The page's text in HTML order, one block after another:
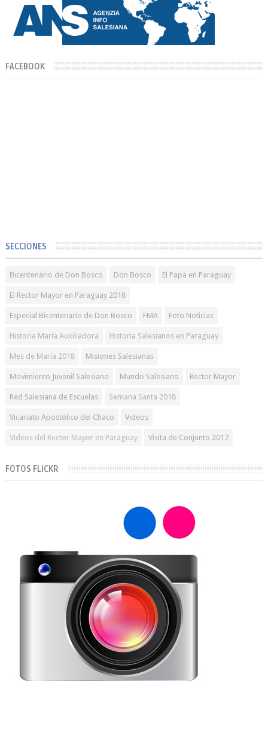
FACEBOOK
SECCIONES
Bicentenario de Don Bosco Don Bosco El Papa en Paraguay
El Rector Mayor en Paraguay 2018
Especial Bicentenario de Don Bosco FMA Foto Noticias
Historia María Auxiliadora Historia Salesianos en Paraguay
Mes de María 2018 Misiones Salesianas
Movimiento Juvenil Salesiano Mundo Salesiano Rector Mayor
Red Salesiana de Escuelas Semana Santa 2018
Vicariato Apostólico del Chaco Videos
Videos del Rector Mayor en Paraguay Visita de Conjunto 2017
FOTOS FLICKR